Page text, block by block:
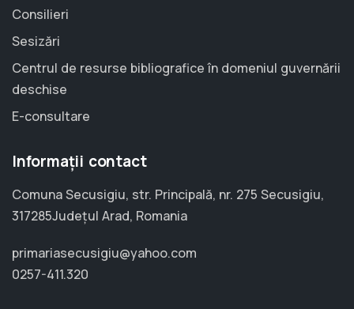
Consilieri
Sesizări
Centrul de resurse bibliografice în domeniul guvernării
deschise
E-consultare
Informații contact
Comuna Secusigiu, str. Principală, nr. 275 Secusigiu,
317285Județul Arad, Romania
primariasecusigiu@yahoo.com
0257-411.320